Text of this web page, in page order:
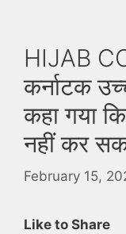
HIJAB
कर्नाटक
कहा गया
नहीं कर
February 15,
Like to Share